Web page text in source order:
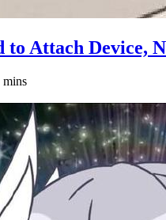
Attach Device,
mins